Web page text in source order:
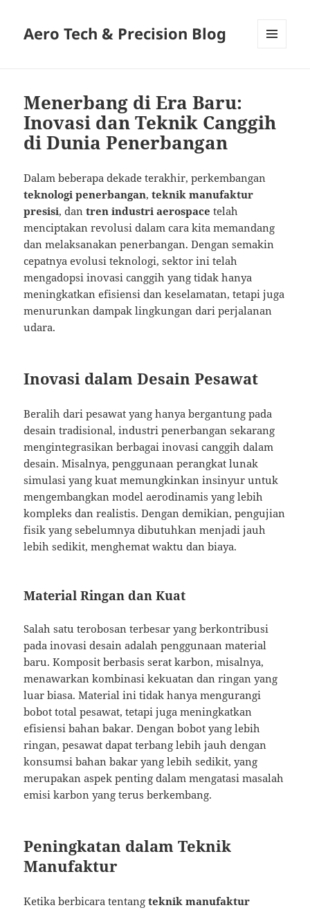
Aero Tech & Precision Blog
Menerbang di Era Baru:
Inovasi dan Teknik Canggih
di Dunia Penerbangan
Dalam beberapa dekade terakhir, perkembangan
teknologi penerbangan,teknik manufaktur
presisi, dantren industri aerospace telah
menciptakan revolusi dalam cara kita memandang
dan melaksanakan penerbangan. Dengan semakin
cepatnya evolusi teknologi, sektor ini telah
mengadopsi inovasi canggih yang tidak hanya
meningkatkan efisiensi dan keselamatan, tetapi juga
menurunkan dampak lingkungan dari perjalanan
udara.
Inovasi dalam Desain Pesawat
Beralih dari pesawat yang hanya bergantung pada
desain tradisional, industri penerbangan sekarang
mengintegrasikan berbagai inovasi canggih dalam
desain. Misalnya, penggunaan perangkat lunak
simulasi yang kuat memungkinkan insinyur untuk
mengembangkan model aerodinamis yang lebih
kompleks dan realistis. Dengan demikian, pengujian
fisik yang sebelumnya dibutuhkan menjadi jauh
lebih sedikit, menghemat waktu dan biaya.
Material Ringan dan Kuat
Salah satu terobosan terbesar yang berkontribusi
pada inovasi desain adalah penggunaan material
baru. Komposit berbasis serat karbon, misalnya,
menawarkan kombinasi kekuatan dan ringan yang
luar biasa. Material ini tidak hanya mengurangi
bobot total pesawat, tetapi juga meningkatkan
efisiensi bahan bakar. Dengan bobot yang lebih
ringan, pesawat dapat terbang lebih jauh dengan
konsumsi bahan bakar yang lebih sedikit, yang
merupakan aspek penting dalam mengatasi masalah
emisi karbon yang terus berkembang.
Peningkatan dalam Teknik
Manufaktur
Ketika berbicara tentangteknik manufaktur